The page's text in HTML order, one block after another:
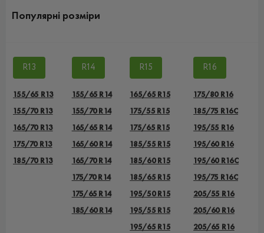
Популярні розміри
R13
155/65 R13
155/70 R13
165/70 R13
175/70 R13
185/70 R13
R14
155/65 R14
155/70 R14
165/65 R14
165/60 R14
165/70 R14
175/70 R14
175/65 R14
185/60 R14
R15
165/65 R15
175/55 R15
175/65 R15
185/55 R15
185/60 R15
185/65 R15
195/50 R15
195/55 R15
195/65 R15
R16
175/80 R16
185/75 R16C
195/55 R16
195/60 R16
195/60 R16C
195/75 R16C
205/55 R16
205/60 R16
205/65 R16